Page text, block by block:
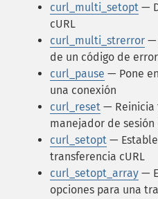
curl_multi_setopt —
cURL
curl_multi_strerror —
de un código de error
curl_pause — Pone
una conexión
curl_reset — Reinicia
manejador de
curl_setopt —
transferencia cURL
curl_setopt_array —
opciones para una